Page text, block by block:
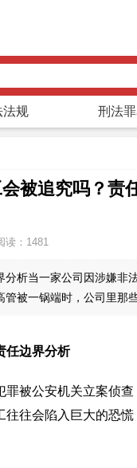
法规 刑法
被追究吗？责
读： 1481
析当一家公司因涉嫌非
管被一锅端时，公司里那
任边界分析
被公安机关立案侦查
往会陷入巨大的恐慌